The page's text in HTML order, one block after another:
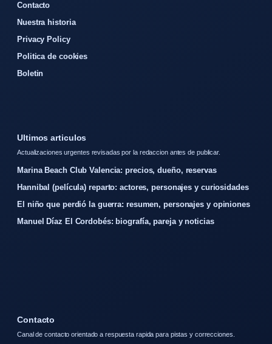
Contacto
Nuestra historia
Privacy Policy
Politica de cookies
Boletin
Ultimos articulos
Actualizaciones urgentes revisadas por la redaccion antes de publicar.
Marina Beach Club Valencia: precios, dueño, reservas
Hannibal (película) reparto: actores, personajes y curiosidades
El niño que perdió la guerra: resumen, personajes y opiniones
Manuel Díaz El Cordobés: biografía, pareja y noticias
Contacto
Canal de contacto orientado a respuesta rapida para pistas y correcciones.